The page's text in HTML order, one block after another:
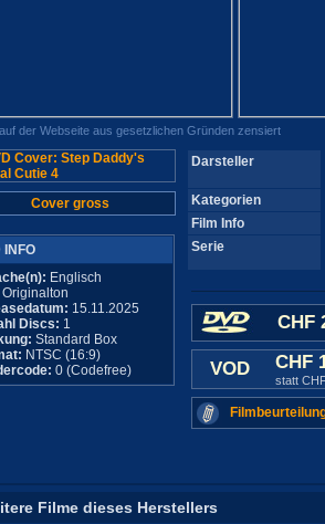
der Webseite aus gesetzlichen Gründen zensiert
Cover gross
INFO
Englisch
Originalton
15.11.2025
Discs: 1
Standard Box
NTSC (16:9)
0 (Codefree)
Darsteller
Kategorien
Film Info
Serie
CHF
VOD CHF
statt
Filme dieses Herstellers